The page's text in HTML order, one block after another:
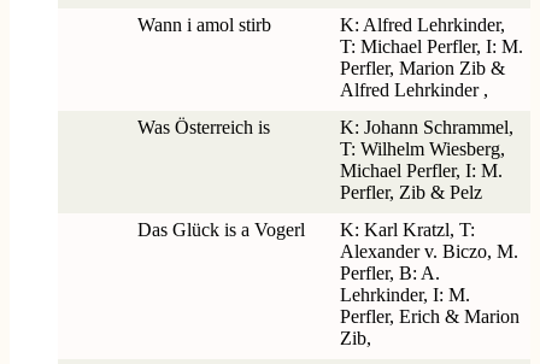
Wann i amol stirb
K: Alfred Lehrkinder,
T: Michael Perfler, I: M.
Perfler, Marion Zib &
Alfred Lehrkinder ,
Was Österreich is
K: Johann Schrammel,
T: Wilhelm Wiesberg,
Michael Perfler, I: M.
Perfler, Zib & Pelz
Das Glück is a Vogerl
K: Karl Kratzl, T:
Alexander v. Biczo, M.
Perfler, B: A.
Lehrkinder, I: M.
Perfler, Erich & Marion
Zib,